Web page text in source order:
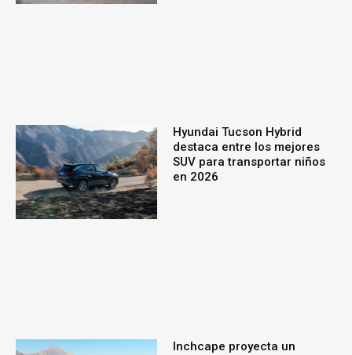
Hyundai Tucson Hybrid
destaca entre los mejores
SUV para transportar niños
en 2026
Inchcape proyecta un